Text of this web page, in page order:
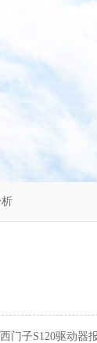
析
西门子S120驱动器